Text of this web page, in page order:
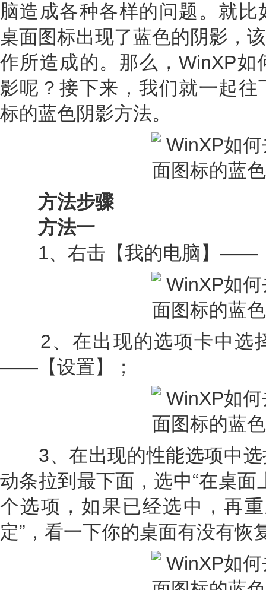
脑造成各种各样的问题。就
桌面图标出现了蓝色的阴影，
作所造成的。那么，WinXP
影呢？接下来，我们就一起
标的蓝色阴影方法。
方法步骤
方法一
1、右击【我的电脑】——
2、在出现的选项卡中选
——【设置】；
3、在出现的性能选项中选
动条拉到最下面，选中“在桌面
个选项，如果已经选中，再
定”，看一下你的桌面有没有恢